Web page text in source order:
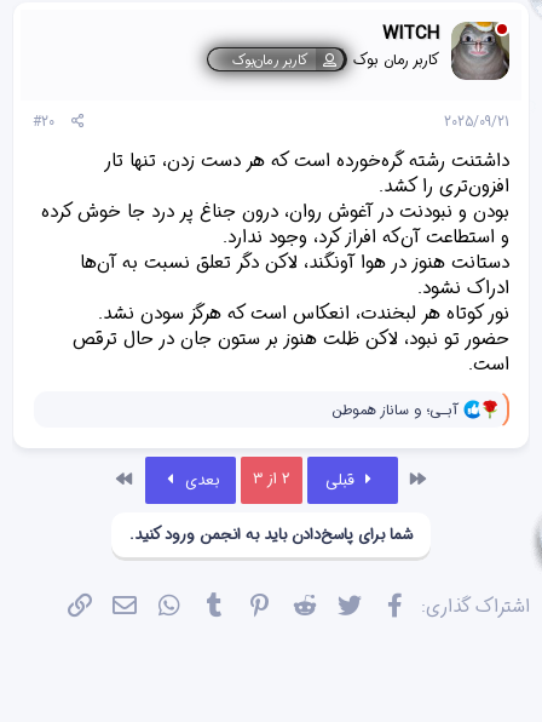
ه
ا
[
پ
ن
د
ه
ا
]
:
WITCH
کاربر رمان بوک کاربر رمان‌بوک
2025/09/21
#20
داشتنت رشته‌ گره‌خورده است که هر دست زدن، تنها تار
افزون‌تری را کشد.
بودن و نبودنت در آغوش روان، درون جناغ پر درد جا خوش کرده
و استطاعت آن‌که افراز کرد، وجود ندارد.
دستانت هنوز در هوا آونگند، لاکن دگر تعلق‌ نسبت به آن‌ها
ادراک نشود.
نور کوتاه هر لبخندت، انعکاس است که هرگز سودن نشد.
حضور تو نبود، لاکن ظلت هنوز بر ستون‌‌ جان در حال ترقص
است.
و
ک
س
ن
آبـی؛ و ساناز هموطن
اول قبلی 2 از 3 بعدی
شما برای پاسخ‌دادن باید به انجمن ورود کنید.
اشتراک گذاری: فیسبوک تویتر Reddit
Pinterest
Tumblr
WhatsApp
ایمیل